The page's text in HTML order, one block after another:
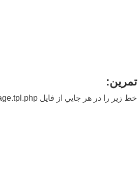
تمرين:
خط زير را در هر جايي از فايل page.tpl.php قالب سايت خود بين دو تگ php قرار دهيد: